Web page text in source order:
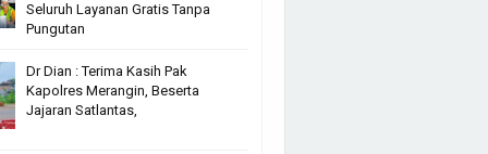
Seluruh Layanan Gratis Tanpa
Pungutan
Dr Dian : Terima Kasih Pak
Kapolres Merangin, Beserta
Jajaran Satlantas,